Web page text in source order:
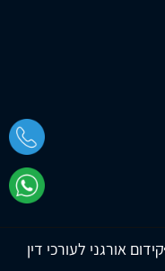
קידום אורגני לעורכי דין